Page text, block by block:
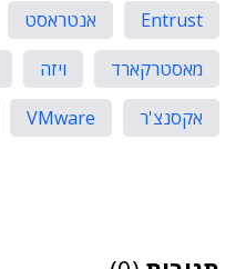
Entrust
אנטראסט
מאסטרקארד
ויזה
אקסנצ'ר
VMware